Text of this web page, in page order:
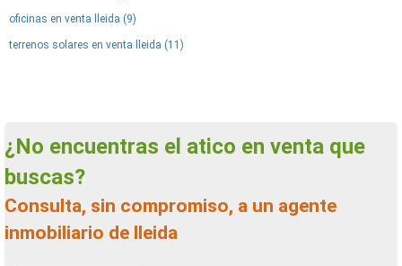
oficinas en venta lleida (9)
terrenos solares en venta lleida (11)
¿No encuentras el atico en venta que
buscas?
Consulta, sin compromiso, a un agente
inmobiliario de lleida